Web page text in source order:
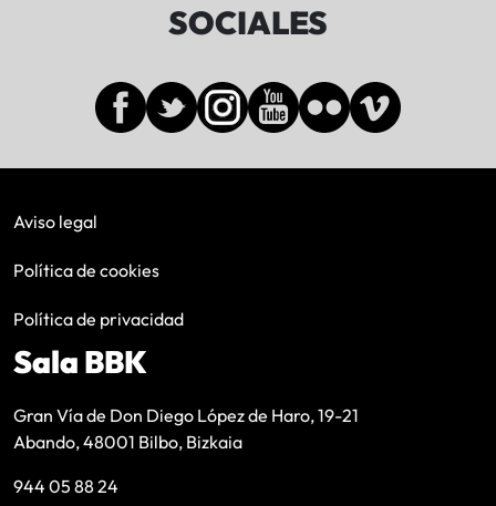
SOCIALES
Aviso legal
Política de cookies
Política de privacidad
Sala BBK
Gran Vía de Don Diego López de Haro, 19-21
Abando, 48001 Bilbo, Bizkaia
944 05 88 24